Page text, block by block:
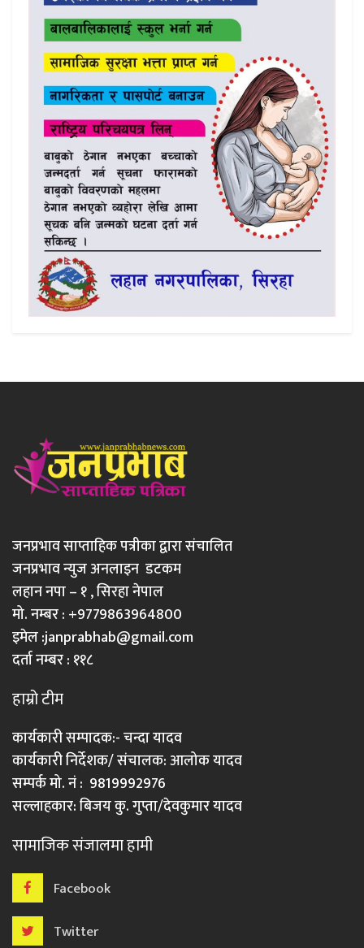
जनप्रभाव साप्ताहिक पत्रीका द्वारा संचालित
जनप्रभाव न्युज अनलाइन डटकम
लहान नपा – १ , सिरहा नेपाल
मो. नम्बर : +9779863964800
इमेल :janprabhab@gmail.com
दर्ता नम्बर : ११८
हाम्रो टीम
कार्यकारी सम्पादक:- चन्दा यादव
कार्यकारी निर्देशक/ संचालक: आलोक यादव
सम्पर्क मो. नं : 9819992976
सल्लाहकार: बिजय कु. गुप्ता/देवकुमार यादव
सामाजिक संजालमा हामी
Facebook
Twitter